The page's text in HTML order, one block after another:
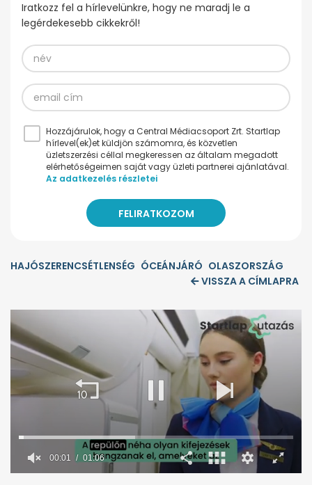
Iratkozz fel a hírlevelünkre, hogy ne maradj le a
legérdekesebb cikkekről!
Hozzájárulok, hogy a Central Médiacsoport Zrt. Startlap
hírlevel(ek)et küldjön számomra, és közvetlen
üzletszerzési céllal megkeressen az általam megadott
elérhetőségeimen saját vagy üzleti partnerei ajánlatával.
Az adatkezelés részletei
HAJÓSZERENCSÉTLENSÉG ÓCEÁNJÁRÓ OLASZORSZÁG
VISSZA A CÍMLAPRA
00:01 01:06